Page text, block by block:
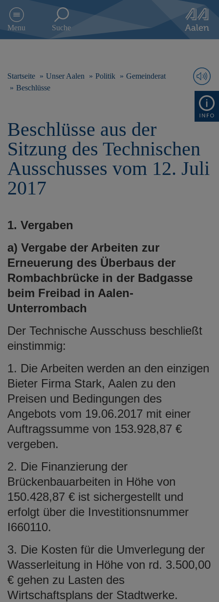
e
p
Menu Suche
Startseite Unser Aalen Politik
Gemeinderat
Beschlüsse
Beschlüsse aus der
Sitzung des Technischen
Ausschusses vom 12. Juli
2017
1. Vergaben
a) Vergabe der Arbeiten zur
Erneuerung des Überbaus der
Rombachbrücke in der Badgasse
beim Freibad in Aalen-
Unterrombach
Der Technische Ausschuss beschließt
einstimmig:
1. Die Arbeiten werden an den einzigen
Bieter Firma Stark, Aalen zu den
Preisen und Bedingungen des
Angebots vom 19.06.2017 mit einer
Auftragssumme von 153.928,87 €
vergeben.
2. Die Finanzierung der
Brückenbauarbeiten in Höhe von
150.428,87 € ist sichergestellt und
erfolgt über die Investitionsnummer
I660110.
3. Die Kosten für die Umverlegung der
Wasserleitung in Höhe von rd. 3.500,00
€ gehen zu Lasten des
Wirtschaftsplans der Stadtwerke.